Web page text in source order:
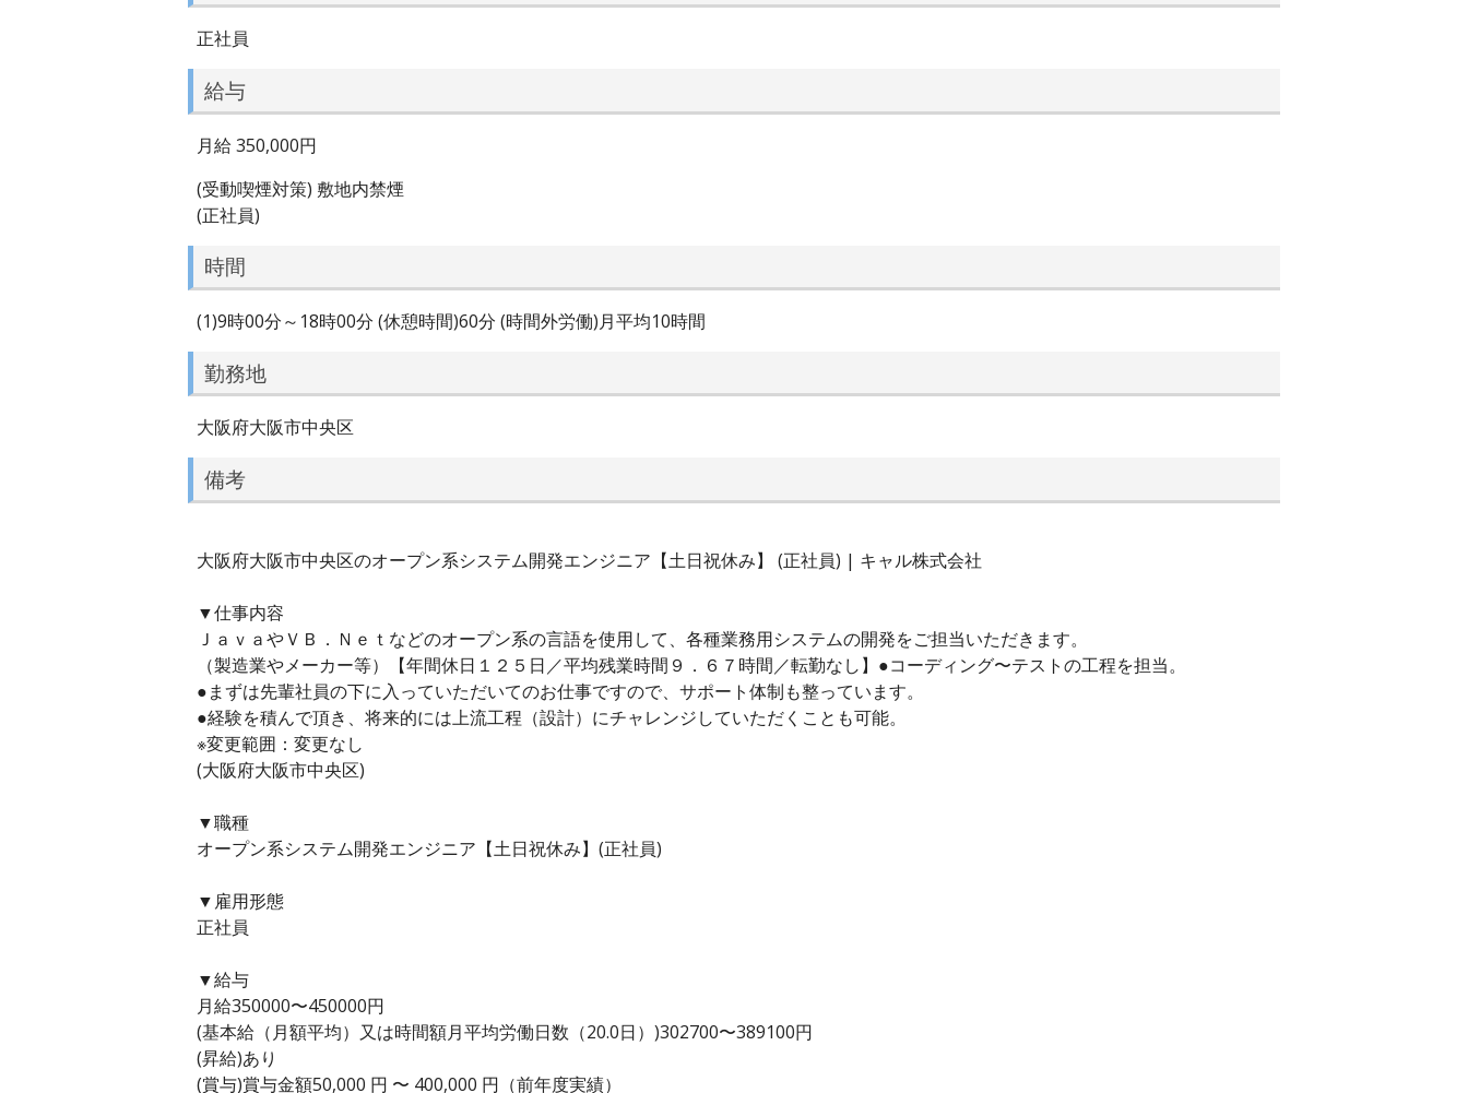
正社員
給与
月給 350,000円
(受動喫煙対策) 敷地内禁煙
(正社員)
時間
(1)9時00分～18時00分 (休憩時間)60分 (時間外労働)月平均10時間
勤務地
大阪府大阪市中央区
備考
大阪府大阪市中央区のオープン系システム開発エンジニア【土日祝休み】 (正社員) | キャル株式会社
▼仕事内容
ＪａｖａやＶＢ．Ｎｅｔなどのオープン系の言語を使用して、各種業務用システムの開発をご担当いただきます。
（製造業やメーカー等）【年間休日１２５日／平均残業時間９．６７時間／転勤なし】●コーディング〜テストの工程を担当。
●まずは先輩社員の下に入っていただいてのお仕事ですので、サポート体制も整っています。
●経験を積んで頂き、将来的には上流工程（設計）にチャレンジしていただくことも可能。
※変更範囲：変更なし
(大阪府大阪市中央区)
▼職種
オープン系システム開発エンジニア【土日祝休み】(正社員)
▼雇用形態
正社員
▼給与
月給350000〜450000円
(基本給（月額平均）又は時間額月平均労働日数（20.0日）)302700〜389100円
(昇給)あり
(賞与)賞与金額50,000 円 〜 400,000 円（前年度実績）